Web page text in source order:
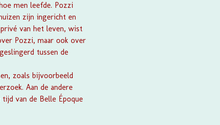
men leefde. Pozzi
zijn ingericht en
van het leven, wist
Pozzi, maar ook over
tussen de
zoals bijvoorbeeld
Aan de andere
van de Belle Époque